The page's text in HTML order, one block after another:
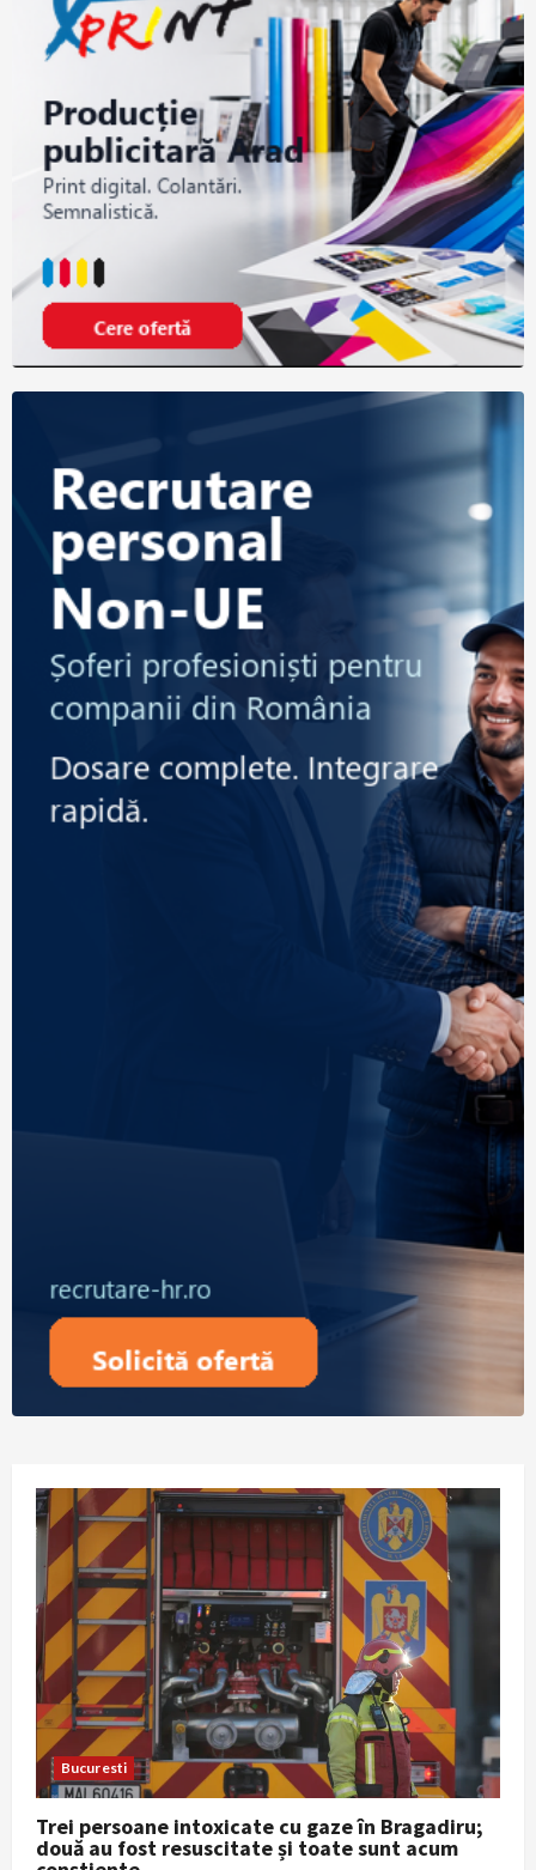
Bucuresti
Trei persoane intoxicate cu gaze în Bragadiru;
două au fost resuscitate și toate sunt acum